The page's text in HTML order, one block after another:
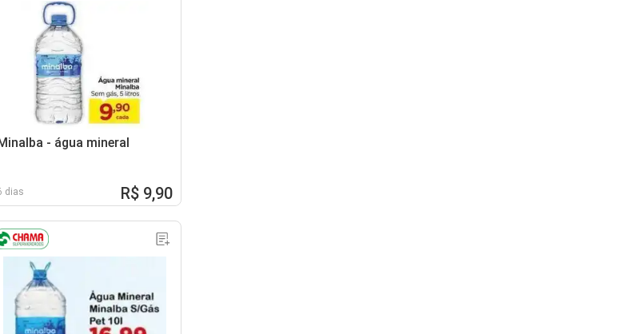
- água mineral
dias R$ 9,90